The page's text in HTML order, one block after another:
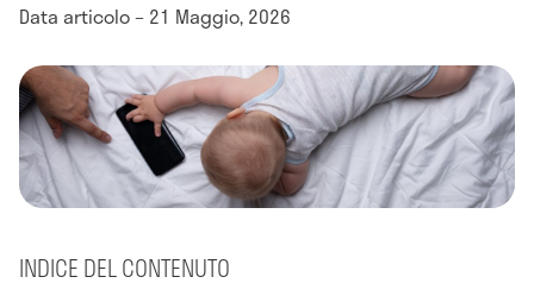
Data articolo – 21 Maggio, 2026
INDICE DEL CONTENUTO